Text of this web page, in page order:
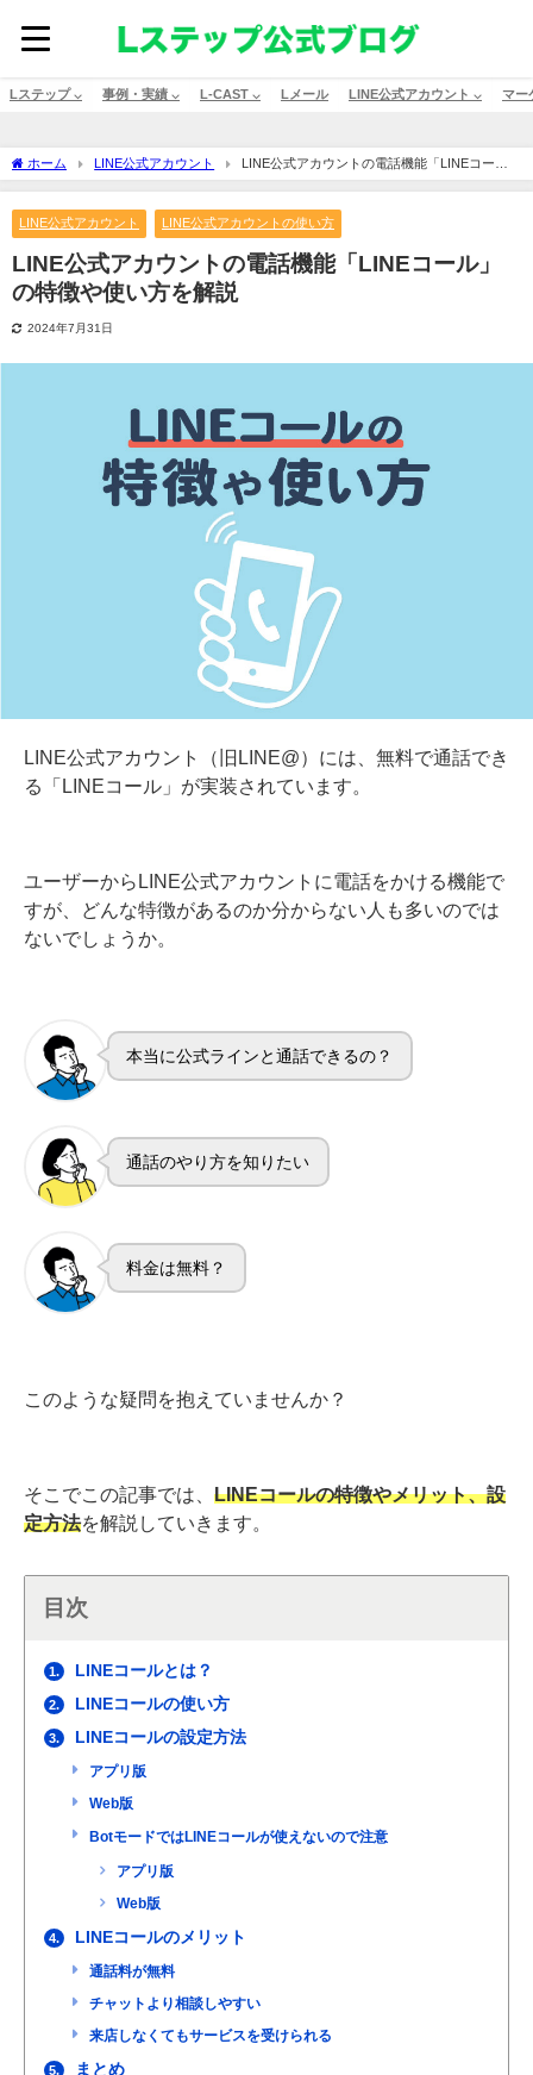
Lステップ ⌵ 事例・実績 ⌵ L-CAST ⌵ Lメール LINE公式アカウント ⌵ マー
ホーム LINE公式アカウント
LINE公式アカウントの電話機能「LINEコー
ル」の特徴や使い方を解説
LINE公式アカウント LINE公式アカウントの使い方
LINE公式アカウントの電話機能「LINEコール」
の特徴や使い方を解説
2024年7月31日
LINE公式アカウント（旧LINE@）には、無料で通話でき
る「LINEコール」が実装されています。
ユーザーからLINE公式アカウントに電話をかける機能で
すが、どんな特徴があるのか分からない人も多いのでは
ないでしょうか。
本当に公式ラインと通話できるの？
通話のやり方を知りたい
料金は無料？
このような疑問を抱えていませんか？
そこでこの記事では、 LINEコールの特徴やメリット、設
定方法を解説していきます。
目次
1. LINEコールとは？
2. LINEコールの使い方
3. LINEコールの設定方法
アプリ版
Web版
BotモードではLINEコールが使えないので注意
アプリ版
Web版
4. LINEコールのメリット
通話料が無料
チャットより相談しやすい
来店しなくてもサービスを受けられる
5. まとめ